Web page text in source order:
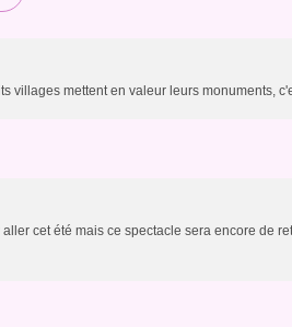
villages mettent en valeur leurs monuments,
cet été mais ce spectacle sera encore de